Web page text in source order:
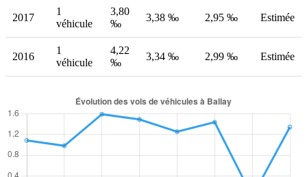
2017
1
véhicule
3,80
‰
3,38 ‰ 2,95 ‰ Estimée
2016
1
véhicule
4,22
‰
3,34 ‰ 2,99 ‰ Estimée